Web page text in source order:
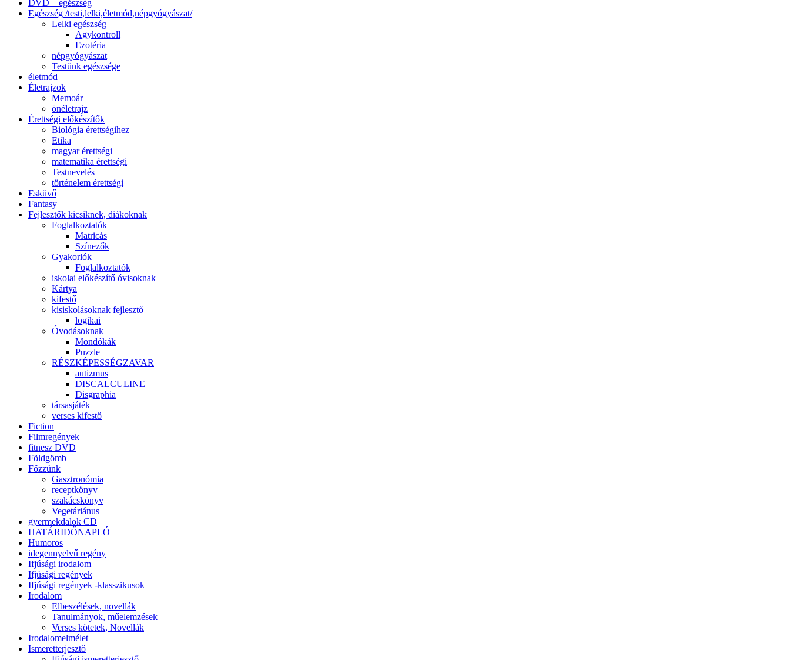
DVD – egészség
Egészség /testi,lelki,életmód,népgyógyászat/
Lelki egészség
Agykontroll
Ezotéria
népgyógyászat
Testünk egészsége
életmód
Életrajzok
Memoár
önéletrajz
Érettségi előkészítők
Biológia érettségihez
Etika
magyar érettségi
matematika érettségi
Testnevelés
történelem érettségi
Esküvő
Fantasy
Fejlesztők kicsiknek, diákoknak
Foglalkoztatók
Matricás
Színezők
Gyakorlók
Foglalkoztatók
iskolai előkészítő óvisoknak
Kártya
kifestő
kisiskolásoknak fejlesztő
logikai
Óvodásoknak
Mondókák
Puzzle
RÉSZKÉPESSÉGZAVAR
autizmus
DISCALCULINE
Disgraphia
társasjáték
verses kifestő
Fiction
Filmregények
fitnesz DVD
Földgömb
Főzzünk
Gasztronómia
receptkönyv
szakácskönyv
Vegetáriánus
gyermekdalok CD
HATÁRIDŐNAPLÓ
Humoros
idegennyelvű regény
Ifjúsági irodalom
Ifjúsági regények
Ifjúsági regények -klasszikusok
Irodalom
Elbeszélések, novellák
Tanulmányok, műelemzések
Verses kötetek, Novellák
Irodalomelmélet
Ismeretterjesztő